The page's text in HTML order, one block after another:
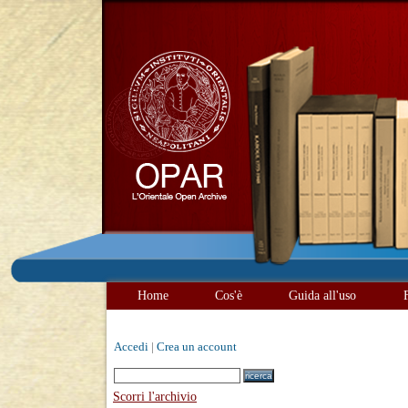
Home Cos'è Guida all'uso
Accedi Crea un account
Scorri l'archivio